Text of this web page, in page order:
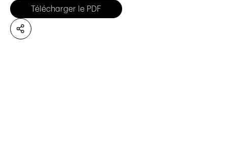
Télécharger le PDF